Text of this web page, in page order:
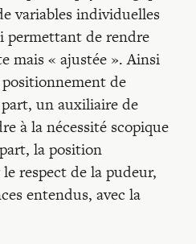
variables individuelles
permettant de rendre
mais « ajustée ». Ainsi
de
un auxiliaire de
à la nécessité scopique
la position
respect de la pudeur,
entendus, avec la